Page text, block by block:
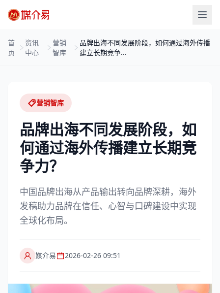
首
页
资讯
中心
营销
智库
品牌出海不同发展阶段，如何通过海外传播
建立长期竞争...
营销智库
品牌出海不同发展阶段，如
何通过海外传播建立长期竞
争力？
中国品牌出海从产品输出转向品牌深耕，海外
发稿助力品牌在信任、心智与口碑建设中实现
全球化布局。
媒介易 2026-02-26 09:51